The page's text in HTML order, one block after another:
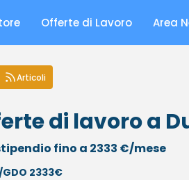
Offerte di Lavoro Area
Articoli
di lavoro a
fino a 2333 €/mese
2333€